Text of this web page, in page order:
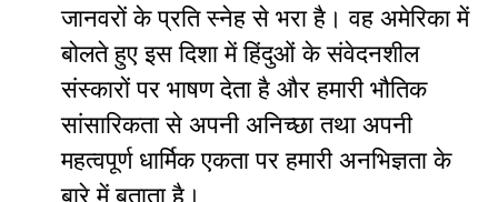
जानवरों के प्रति स्नेह से भरा है। वह अमेरिका में
बोलते हुए इस दिशा में हिंदुओं के संवेदनशील
संस्कारों पर भाषण देता है और हमारी भौतिक
सांसारिकता से अपनी अनिच्छा तथा अपनी
महत्वपूर्ण धार्मिक एकता पर हमारी अनभिज्ञता के
बारे में बताता है।